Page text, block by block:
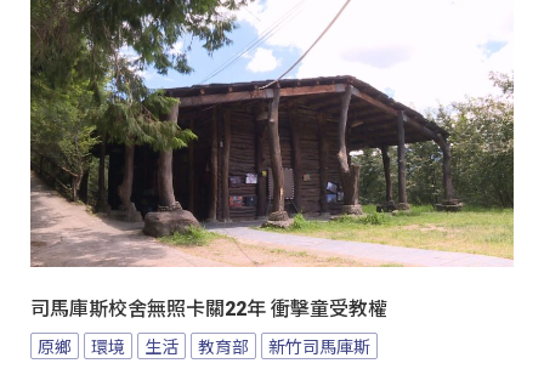
司馬庫斯校舍無照卡關22年 衝擊童受教權
原鄉 環境 生活 教育部 新竹司馬庫斯